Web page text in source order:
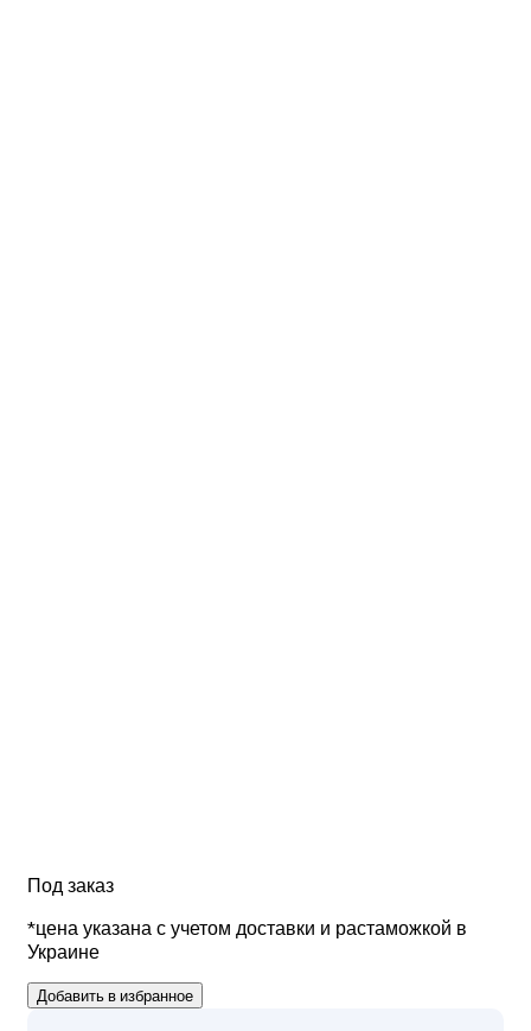
Под заказ
*цена указана с учетом доставки и растаможкой в
Украине
Добавить в избранное